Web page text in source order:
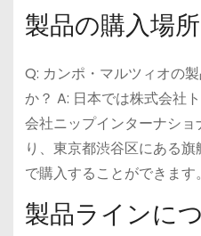
製品の購入場
Q: カンポ・マルツィオの
か？ A: 日本では株式会社
会社ニップインターナシ
り、東京都渋谷区にある
で購入することができます。
製品ラインに